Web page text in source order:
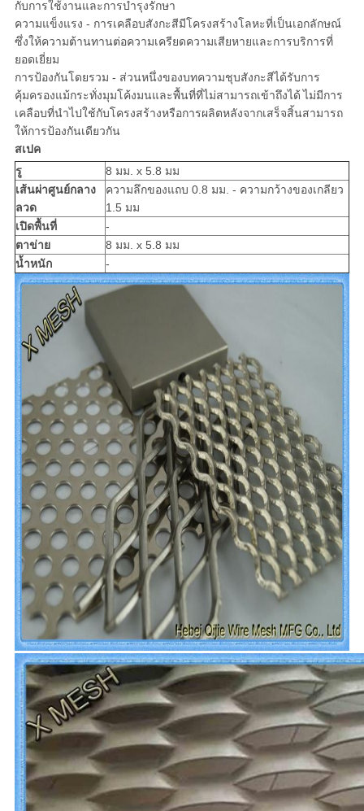
กับการใช้งานและการบำรุงรักษา
ความแข็งแรง - การเคลือบสังกะสีมีโครงสร้างโลหะที่เป็นเอกลักษณ์
ซึ่งให้ความต้านทานต่อความเครียดความเสียหายและการบริการที่
ยอดเยี่ยม
การป้องกันโดยรวม - ส่วนหนึ่งของบทความชุบสังกะสีได้รับการ
คุ้มครองแม้กระทั่งมุมโค้งมนและพื้นที่ที่ไม่สามารถเข้าถึงได้ ไม่มีการ
เคลือบที่นำไปใช้กับโครงสร้างหรือการผลิตหลังจากเสร็จสิ้นสามารถ
ให้การป้องกันเดียวกัน
สเปค
รู
8 มม. x 5.8 มม
เส้นผ่าศูนย์กลาง
ลวด
ความลึกของแถบ 0.8 มม. - ความกว้างของเกลียว
1.5 มม
เปิดพื้นที่
-
ตาข่าย
8 มม. x 5.8 มม
น้ำหนัก
-